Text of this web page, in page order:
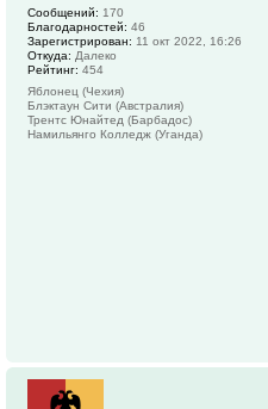
Сообщений: 170
Благодарностей: 46
Зарегистрирован: 11 окт 2022, 16:26
Откуда: Далеко
Рейтинг: 454
Яблонец (Чехия)
Блэктаун Сити (Австралия)
Трентс Юнайтед (Барбадос)
Намильянго Колледж (Уганда)